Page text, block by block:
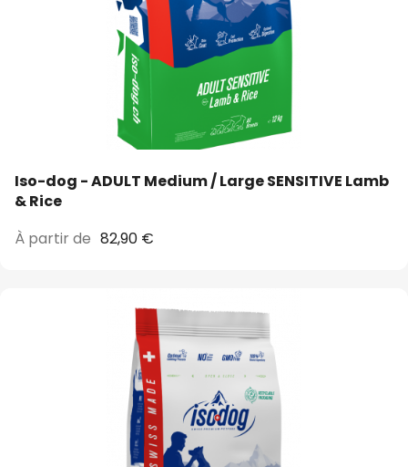
Iso-dog - ADULT Medium / Large SENSITIVE Lamb
& Rice
À partir de 82,90 €